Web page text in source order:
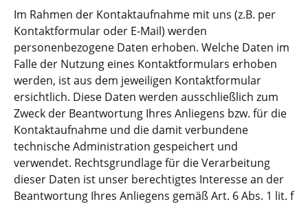
Im Rahmen der Kontaktaufnahme mit uns (z.B. per
Kontaktformular oder E-Mail) werden
personenbezogene Daten erhoben. Welche Daten im
Falle der Nutzung eines Kontaktformulars erhoben
werden, ist aus dem jeweiligen Kontaktformular
ersichtlich. Diese Daten werden ausschließlich zum
Zweck der Beantwortung Ihres Anliegens bzw. für die
Kontaktaufnahme und die damit verbundene
technische Administration gespeichert und
verwendet. Rechtsgrundlage für die Verarbeitung
dieser Daten ist unser berechtigtes Interesse an der
Beantwortung Ihres Anliegens gemäß Art. 6 Abs. 1 lit. f